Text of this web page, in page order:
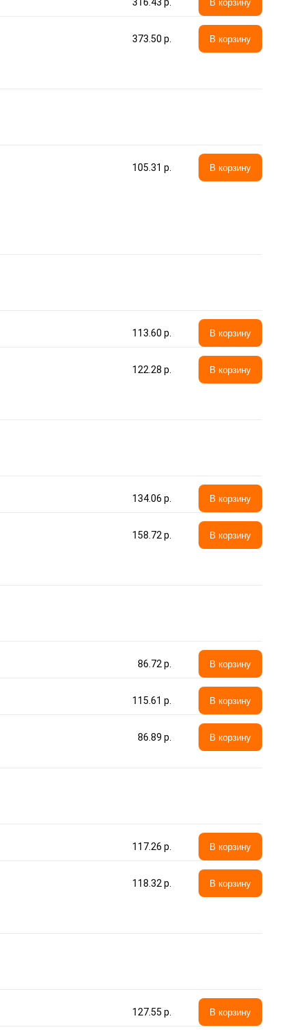
В корзину
373.50 p. В корзину
105.31 p. В корзину
113.60 p. В корзину
122.28 p. В корзину
134.06 p. В корзину
158.72 p. В корзину
86.72 p. В корзину
115.61 p. В корзину
86.89 p. В корзину
117.26 p. В корзину
118.32 p. В корзину
127.55 p. В корзину